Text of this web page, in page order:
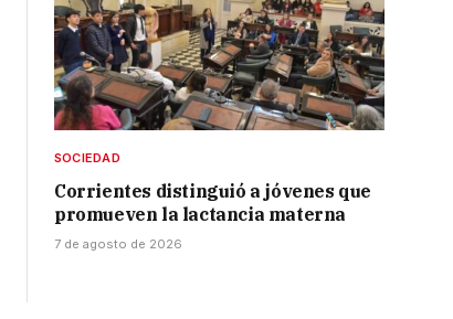
SOCIEDAD
Corrientes distinguió a jóvenes que
promueven la lactancia materna
7 de agosto de 2026